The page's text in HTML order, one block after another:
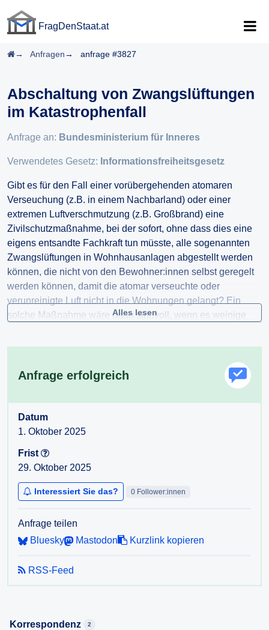
FragDenStaat.at
Startseite
Anfragen anfrage #3827
Abschaltung von Zwangslüftungen
im Katastrophenfall
Anfrage an: Bundesministerium für Inneres
Verwendetes Gesetz: Informationsfreiheitsgesetz
Gibt es für den Fall einer vorübergehenden atomaren
Verseuchung (z.B. in einem Nachbarland) oder einer
extremen Luftverschmutzung (z.B. Großbrand) eine
Zivilschutzmaßnahme, bei der sofort, ohne dass dies eine
eigens entsandte Fachkraft tun müsste, alle sogenannten
Zwangslüftungen in Wohnhausanlagen abgestellt werden
können, die nicht von den Bewohner:innen selbst geregelt
werden können, damit die atomar verseuchte oder
verunreinigte Luft nicht in die Wohnungen gelangt? Ein
solche Maßnahme wäre dann sinnvoll, wenn es weinige
Alles lesen
Anfrage erfolgreich
Datum
1. Oktober 2025
Frist
29. Oktober 2025
Interessiert Sie das? 0 Follower:innen
Anfrage teilen
Bluesky
Mastodon Kurzlink kopieren
RSS-Feed
Korrespondenz 2